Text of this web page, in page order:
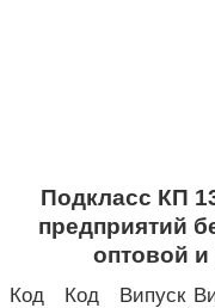
Подкласс КП
предприятий
оптовой и
Код
Код
Випуск